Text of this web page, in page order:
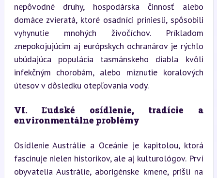
nepôvodné druhy, hospodárska činnosť alebo
domáce zvieratá, ktoré osadníci priniesli, spôsobili
vyhynutie mnohých živočíchov. Príkladom
znepokojujúcim aj európskych ochranárov je rýchlo
ubúdajúca populácia tasmánskeho diabla kvôli
infekčným chorobám, alebo miznutie koralových
útesov v dôsledku otepľovania vody.
VI. Ľudské osídlenie, tradície a
environmentálne problémy
Osídlenie Austrálie a Oceánie je kapitolou, ktorá
fascinuje nielen historikov, ale aj kulturológov. Prví
obyvatelia Austrálie, aborigénske kmene, prišli na